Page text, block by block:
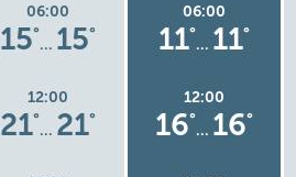
06:00
15°
… 15°
12:00
21°
… 21°
06:00
11°
… 11°
12:00
16°
… 16°